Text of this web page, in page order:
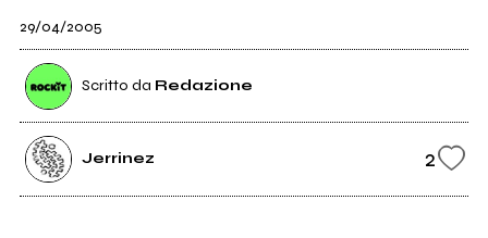
29/04/2005
Scritto da Redazione
Jerrinez 2